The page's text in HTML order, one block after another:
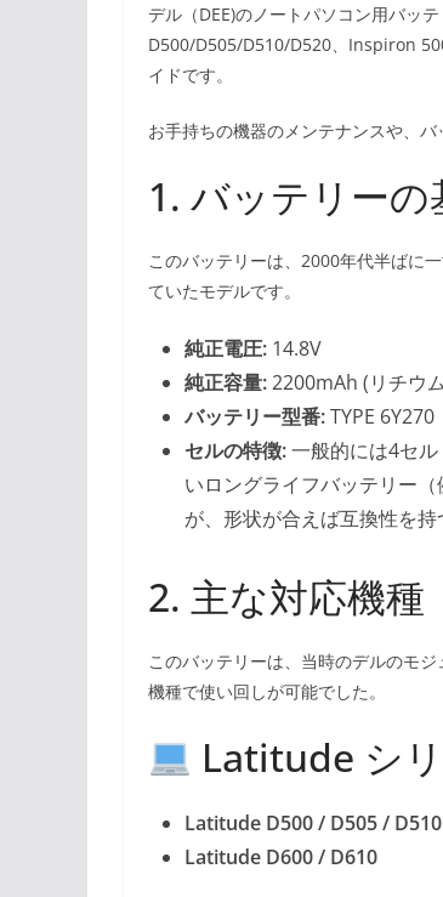
デル（DEE)のノートパソコン用バッ
D500/D505/D510/D520、Inspiron
イドです。
お手持ちの機器のメンテナンスや、
1. バッテリー
このバッテリーは、2000年代半ばに
ていたモデルです。
純正電圧: 14.8V
純正容量:2200mAh (リチウ
バッテリー型番:TYPE 6Y270
セルの特徴:一般的には4セ
いロングライフバッテリー
が、形状が合えば互換性を持
2. 主な対応機種
このバッテリーは、当時のデルのモ
機種で使い回しが可能でした。
Latitude シ
Latitude D500 / D505 /
Latitude D600 / D610